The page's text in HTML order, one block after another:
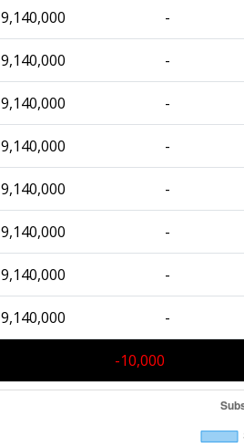
9,140,000 -
9,140,000 -
9,140,000 -
9,140,000 -
9,140,000 -
9,140,000 -
9,140,000 -
9,140,000 -
-10,000